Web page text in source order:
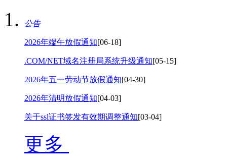
公告
2026年端午放假通知[06-18]
.COM/NET域名注册局系统升级通知[05-15]
2026年五一劳动节放假通知[04-30]
2026年清明放假通知[04-03]
关于ssl证书签发有效期调整通知[03-04]
更多